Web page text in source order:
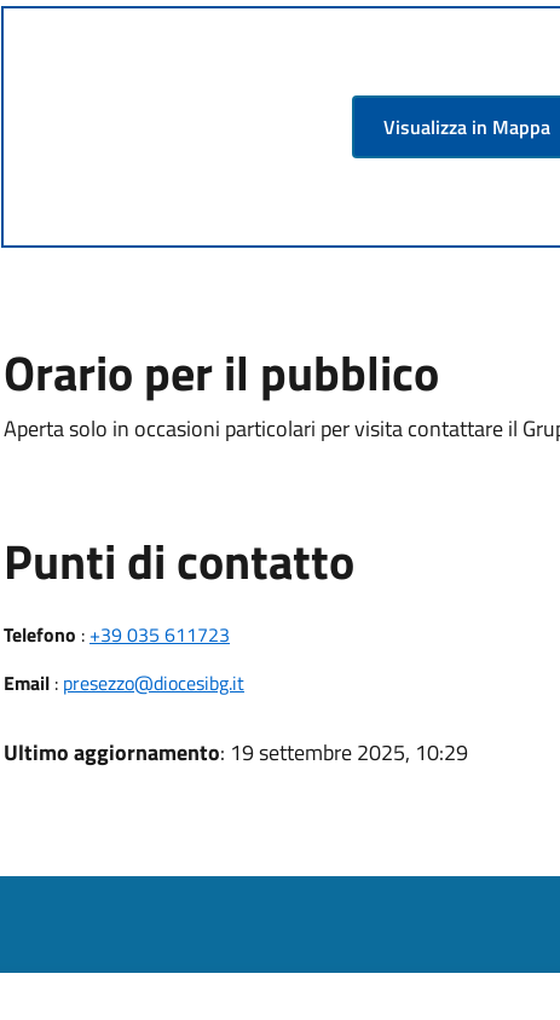
Visualizza in Mappa
Orario per il pubblico
Aperta solo in occasioni particolari per visita contattare il
Punti di contatto
Telefono : +39 035 611723
Email: presezzo@diocesibg.it
Ultimo aggiornamento: 19 settembre 2025, 10:29